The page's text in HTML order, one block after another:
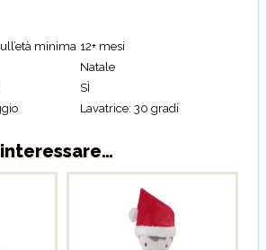
minima 12+ mesi
Natale
SÌ
Lavatrice: 30 gradi